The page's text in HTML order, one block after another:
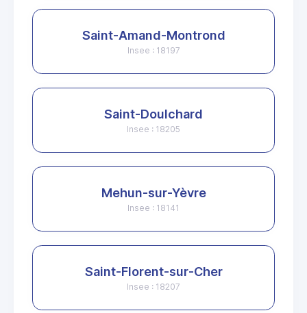
Saint-Amand-Montrond
Insee : 18197
Saint-Doulchard
Insee : 18205
Mehun-sur-Yèvre
Insee : 18141
Saint-Florent-sur-Cher
Insee : 18207